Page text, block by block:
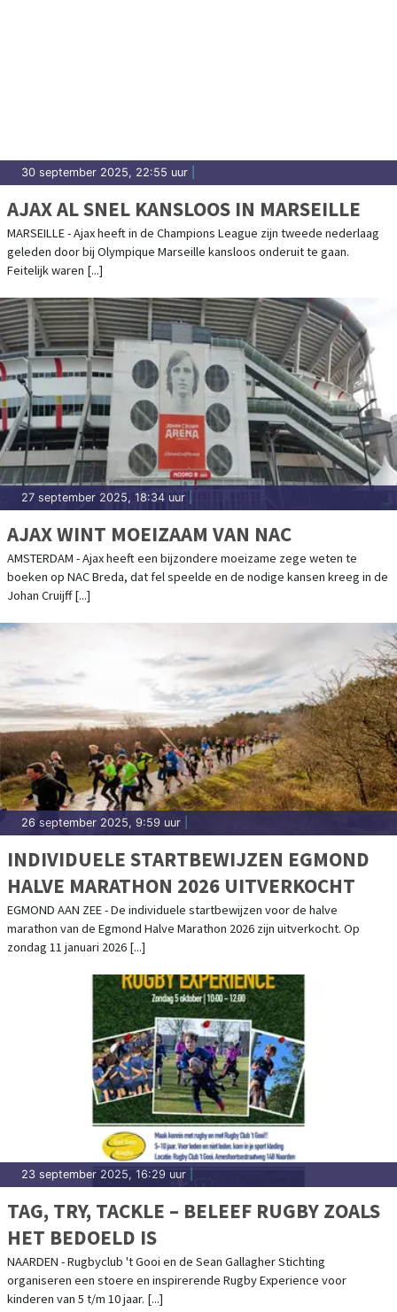
30 september 2025, 22:55 uur
AJAX AL SNEL KANSLOOS IN MARSEILLE
MARSEILLE - Ajax heeft in de Champions League zijn tweede nederlaag
geleden door bij Olympique Marseille kansloos onderuit te gaan.
Feitelijk waren [...]
27 september 2025, 18:34 uur
AJAX WINT MOEIZAAM VAN NAC
AMSTERDAM - Ajax heeft een bijzondere moeizame zege weten te
boeken op NAC Breda, dat fel speelde en de nodige kansen kreeg in de
Johan Cruijff [...]
26 september 2025, 9:59 uur
INDIVIDUELE STARTBEWIJZEN EGMOND
HALVE MARATHON 2026 UITVERKOCHT
EGMOND AAN ZEE - De individuele startbewijzen voor de halve
marathon van de Egmond Halve Marathon 2026 zijn uitverkocht. Op
zondag 11 januari 2026 [...]
23 september 2025, 16:29 uur
TAG, TRY, TACKLE – BELEEF RUGBY ZOALS
HET BEDOELD IS
NAARDEN - Rugbyclub 't Gooi en de Sean Gallagher Stichting
organiseren een stoere en inspirerende Rugby Experience voor
kinderen van 5 t/m 10 jaar. [...]